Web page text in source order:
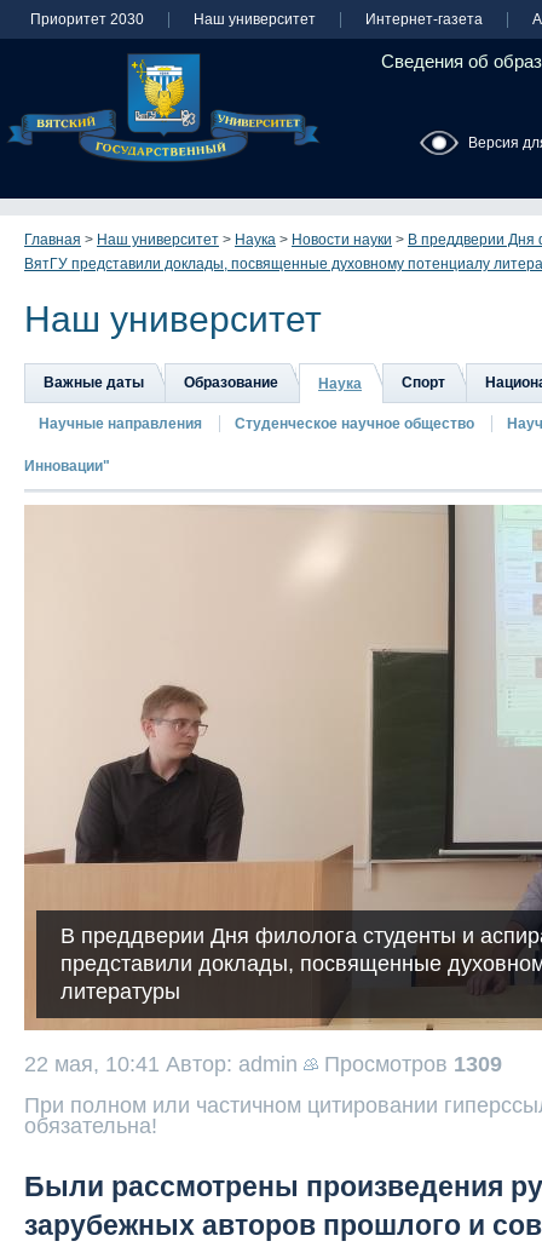
Приоритет 2030 Наш университет Интернет-газета
Сведения об
Версия
Главная > Наш университет > Наука > Новости науки > В преддверии Дня
ВятГУ представили доклады, посвященные духовному потенциалу
Наш университет
Важные даты Образование Наука Спорт
Научные направления Студенческое научное общество
Инновации"
В преддверии Дня филолога студенты и
представили доклады, посвященные
литературы
22 мая, 10:41 Автор: admin Просмотров 1309
При полном или частичном цитировании
обязательна!
Были рассмотрены произведения
зарубежных авторов прошлого и